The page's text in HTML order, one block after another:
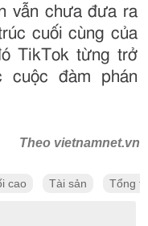
vẫn chưa đưa ra
cuối cùng của
TikTok từng trở
cuộc đàm phán
Theo vietnamnet.vn
cao Tài sản Tổng